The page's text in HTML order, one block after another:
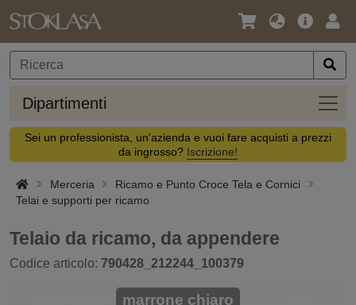
Lingua
Valuta
Offerta
Dipartimenti
Sei un professionista, un'azienda e vuoi fare acquisti a prezzi
da ingrosso? Iscrizione!
Merceria
Ricamo e Punto Croce Tela e Cornici
Telai e supporti per ricamo
Telaio da ricamo, da appendere
Codice articolo: 790428_212244_100379
marrone chiaro